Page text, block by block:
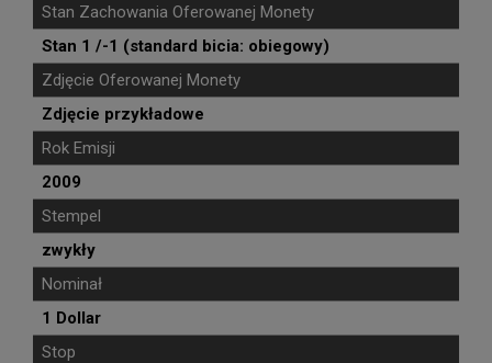
Stan Zachowania Oferowanej Monety
Stan 1 /-1 (standard bicia: obiegowy)
Zdjęcie Oferowanej Monety
Zdjęcie przykładowe
Rok Emisji
2009
Stempel
zwykły
Nominał
1 Dollar
Stop